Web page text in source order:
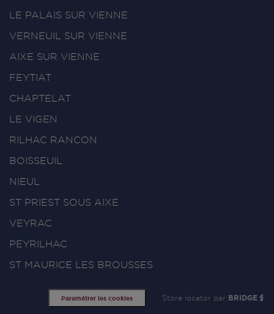
LE PALAIS SUR VIENNE
VERNEUIL SUR VIENNE
AIXE SUR VIENNE
FEYTIAT
CHAPTELAT
LE VIGEN
RILHAC RANCON
BOISSEUIL
NIEUL
ST PRIEST SOUS AIXE
VEYRAC
PEYRILHAC
ST MAURICE LES BROUSSES
Paramétrer les cookies Store locator par BRIDGE